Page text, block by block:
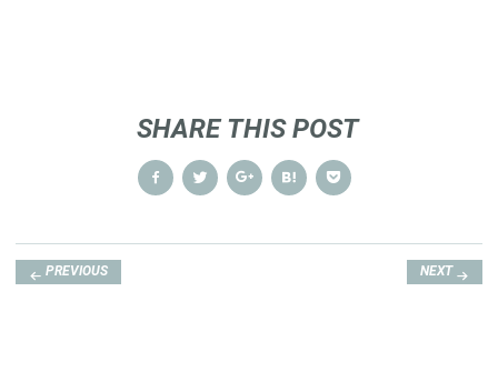
SHARE THIS POST
Post
navigation
PREVIOUS NEXT